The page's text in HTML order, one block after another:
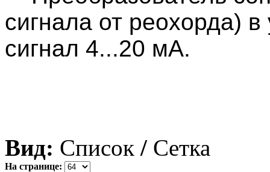
сигнала от реохорда)
сигнал 4...20 мА.
Вид: Список / Сетка
На странице: